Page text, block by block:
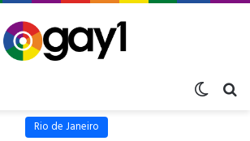
Rio de Janeiro